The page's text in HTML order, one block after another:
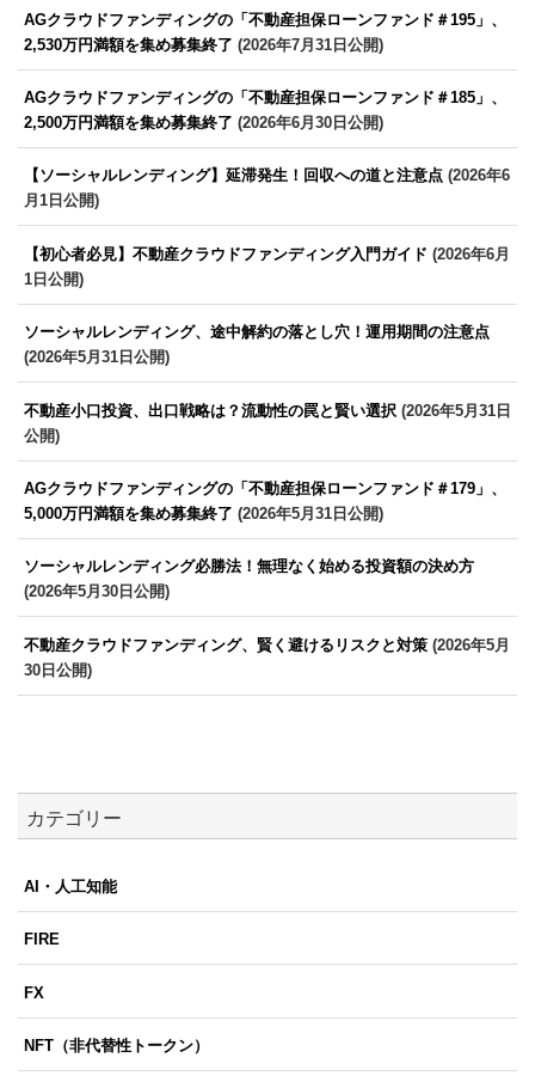
AGクラウドファンディングの「不動産担保ローンファンド＃195」、
2,530万円満額を集め募集終了 (2026年7月31日公開)
AGクラウドファンディングの「不動産担保ローンファンド＃185」、
2,500万円満額を集め募集終了 (2026年6月30日公開)
【ソーシャルレンディング】延滞発生！回収への道と注意点 (2026年6
月1日公開)
【初心者必見】不動産クラウドファンディング入門ガイド (2026年6月
1日公開)
ソーシャルレンディング、途中解約の落とし穴！運用期間の注意点
(2026年5月31日公開)
不動産小口投資、出口戦略は？流動性の罠と賢い選択 (2026年5月31日
公開)
AGクラウドファンディングの「不動産担保ローンファンド＃179」、
5,000万円満額を集め募集終了 (2026年5月31日公開)
ソーシャルレンディング必勝法！無理なく始める投資額の決め方
(2026年5月30日公開)
不動産クラウドファンディング、賢く避けるリスクと対策 (2026年5月
30日公開)
カテゴリー
AI・人工知能
FIRE
FX
NFT（非代替性トークン）